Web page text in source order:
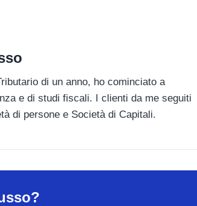
di un anno, ho cominciato a
e di studi fiscali. I clienti da me seguiti
di persone e Società di Capitali.